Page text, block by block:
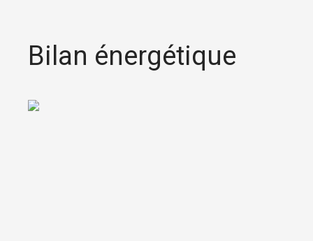
Bilan énergétique